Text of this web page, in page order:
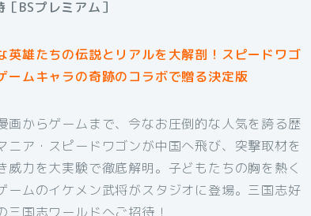
BSプレミアム］
雄たちの伝説とリアルを大解剖！スピードワゴ
ームキャラの奇跡のコラボで贈る決定版
からゲームまで、今なお圧倒的な人気を誇る歴
ア・スピードワゴンが中国へ飛び、突撃取材を
力を大実験で徹底解明。子どもたちの胸を熱く
ームのイケメン武将がスタジオに登場。三国志好
国志ワールドへご招待！